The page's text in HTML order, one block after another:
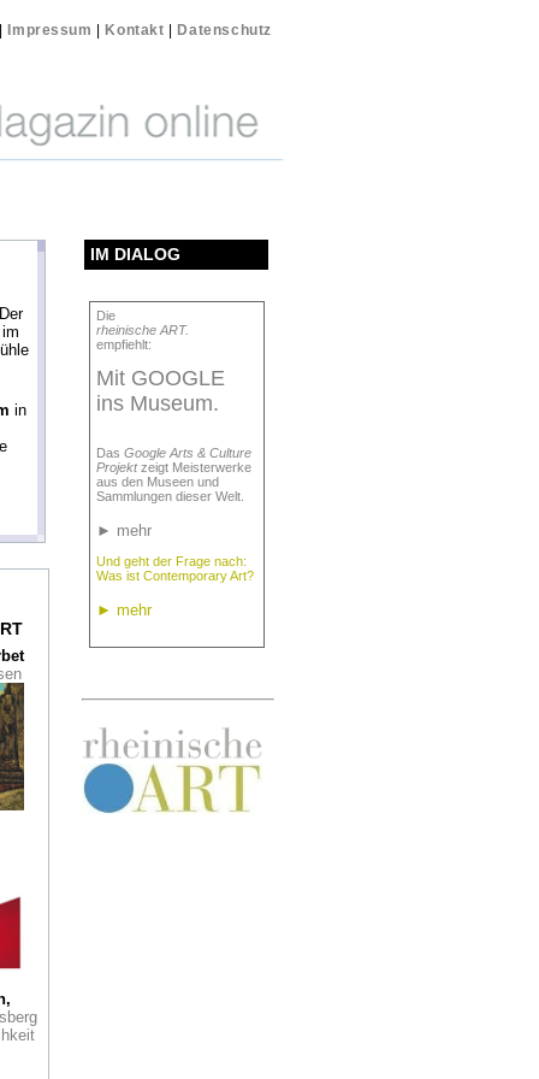
Impressum Kontakt Datenschutz
IM DIALOG
Die
rheinische ART.
empfiehlt:
Mit GOOGLE
ins Museum.
Das Google Arts & Culture
Projektzeigt Meisterwerke
aus den Museen und
Sammlungen dieser Welt.
► mehr
Und geht der Frage nach:
Was ist Contemporary Art?
► mehr
Der
in
Die